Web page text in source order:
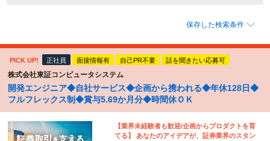
保存した検索条件
PICK UP! 正社員 面接情報有 自己PR不要 話を聞きたい応募可
株式会社東証コンピュータシステム
開発エンジニア◆自社サービス◆企画から携われる◆年休128日◆
フルフレックス制◆賞与5.69か月分◆時間休ＯＫ
【業界未経験者も歓迎/企画からプロダクトを育
てる】 あなたのアイデアが、証券業界のスタン